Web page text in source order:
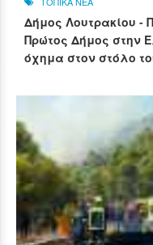
Δήμος Λουτρακίου
Πρώτος Δήμος στην
όχημα στον στόλο